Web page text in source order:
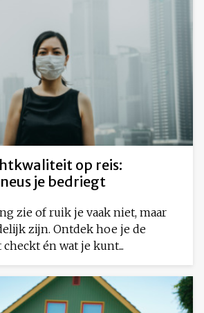
op reis:
je bedriegt
zie of ruik je vaak niet, maar
zijn. Ontdek hoe je de
én wat je kunt...